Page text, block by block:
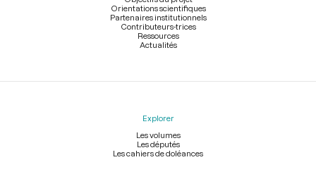
Orientations scientifiques
Partenaires institutionnels
Contributeurs-trices
Ressources
Actualités
Explorer
Les volumes
Les députés
Les cahiers de doléances